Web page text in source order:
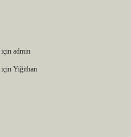
için admin
için Yiğithan